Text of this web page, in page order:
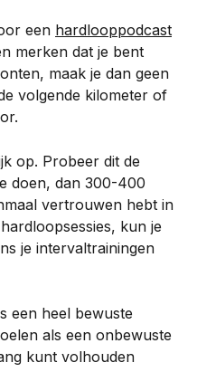
een hardlooppodcast
merken dat je bent
maak je dan geen
volgende kilometer of
op. Probeer dit de
doen, dan 300-400
vertrouwen hebt in
kun je
je intervaltrainingen
een heel bewuste
als een onbewuste
kunt volhouden